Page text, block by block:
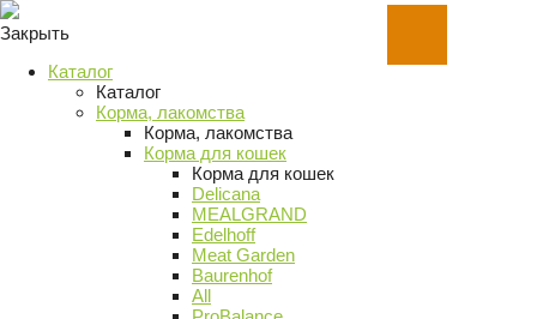
Закрыть
Каталог
Каталог
Корма, лакомства
Корма, лакомства
Корма для кошек
Корма для кошек
Delicana
MEALGRAND
Edelhoff
Meat Garden
Baurenhof
All